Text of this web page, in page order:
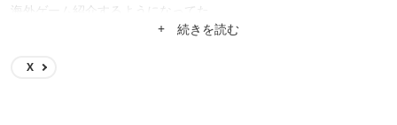
海外ゲーム紹介するようになってた。
+ 続きを読む
X